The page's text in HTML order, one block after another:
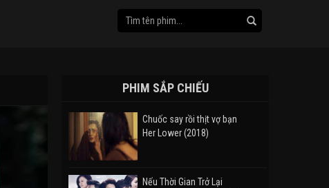
PHIM SẮP CHIẾU
Chuốc say rồi thịt vợ bạn
Her Lower (2018)
Nếu Thời Gian Trở Lại